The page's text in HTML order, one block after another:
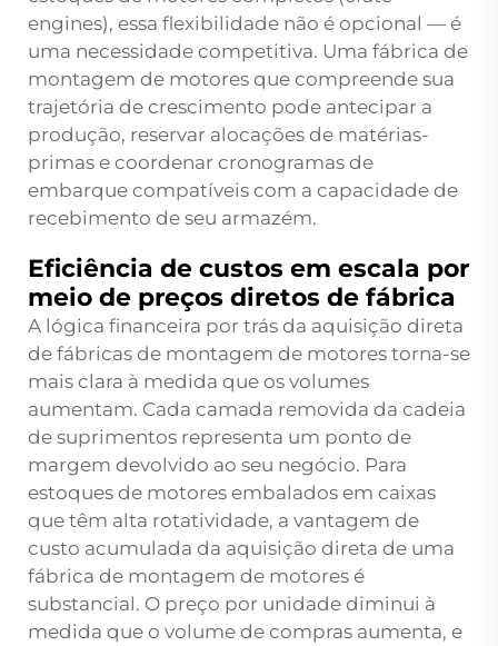
engines), essa flexibilidade não é opcional — é
uma necessidade competitiva. Uma fábrica de
montagem de motores que compreende sua
trajetória de crescimento pode antecipar a
produção, reservar alocações de matérias-
primas e coordenar cronogramas de
embarque compatíveis com a capacidade de
recebimento de seu armazém.
Eficiência de custos em escala por
meio de preços diretos de fábrica
A lógica financeira por trás da aquisição direta
de fábricas de montagem de motores torna-se
mais clara à medida que os volumes
aumentam. Cada camada removida da cadeia
de suprimentos representa um ponto de
margem devolvido ao seu negócio. Para
estoques de motores embalados em caixas
que têm alta rotatividade, a vantagem de
custo acumulada da aquisição direta de uma
fábrica de montagem de motores é
substancial. O preço por unidade diminui à
medida que o volume de compras aumenta, e